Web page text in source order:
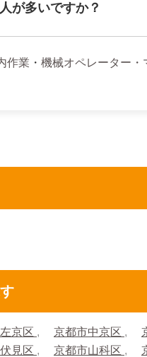
が多いですか？
作業 ・ 機械オペレーター・
京区 京都市中京区
見区 京都市山科区